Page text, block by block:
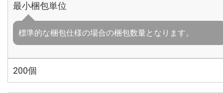
最小梱包単位
標準的な梱包仕様の場合の梱包数量となります。
200個